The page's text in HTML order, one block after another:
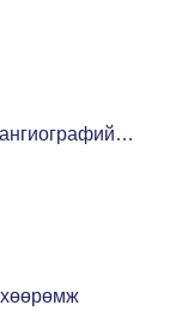
систем